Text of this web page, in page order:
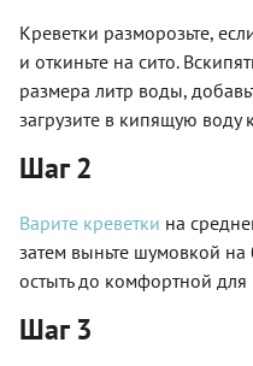
Креветки разморозьте,
и откиньте на сито.
размера литр воды,
загрузите в кипящую воду
Шаг 2
Варите креветки на
затем выньте шумовкой
остыть до комфортной для
Шаг 3